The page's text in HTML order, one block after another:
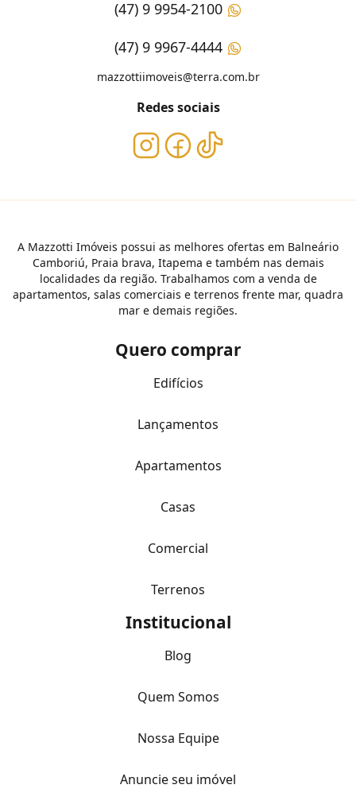
(47) 9 9954-2100
(47) 9 9967-4444
mazzottiimoveis@terra.com.br
Redes sociais
A Mazzotti Imóveis possui as melhores ofertas em Balneário
Camboriú, Praia brava, Itapema e também nas demais
localidades da região. Trabalhamos com a venda de
apartamentos, salas comerciais e terrenos frente mar, quadra
mar e demais regiões.
Quero comprar
Edifícios
Lançamentos
Apartamentos
Casas
Comercial
Terrenos
Institucional
Blog
Quem Somos
Nossa Equipe
Anuncie seu imóvel